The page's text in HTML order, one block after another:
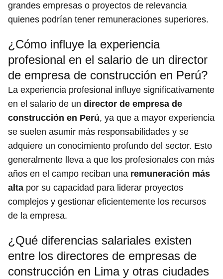
grandes empresas o proyectos de relevancia
quienes podrían tener remuneraciones superiores.
¿Cómo influye la experiencia
profesional en el salario de un director
de empresa de construcción en Perú?
La experiencia profesional influye significativamente
en el salario de un director de empresa de
construcción en Perú, ya que a mayor experiencia
se suelen asumir más responsabilidades y se
adquiere un conocimiento profundo del sector. Esto
generalmente lleva a que los profesionales con más
años en el campo reciban una remuneración más
alta por su capacidad para liderar proyectos
complejos y gestionar eficientemente los recursos
de la empresa.
¿Qué diferencias salariales existen
entre los directores de empresas de
construcción en Lima y otras ciudades